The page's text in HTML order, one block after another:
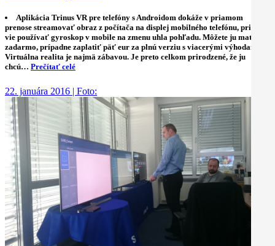
Aplikácia Trinus VR pre telefóny s Androidom dokáže v priamom
prenose streamovať obraz z počítača na displej mobilného telefónu, pričom
vie používať gyroskop v mobile na zmenu uhla pohľadu. Môžete ju mať aj
zadarmo, prípadne zaplatiť päť eur za plnú verziu s viacerými výhodami.
Virtuálna realita je najmä zábavou. Je preto celkom prirodzené, že ju
chcú… Prečítať celé
22. januára 2016 | Foto: